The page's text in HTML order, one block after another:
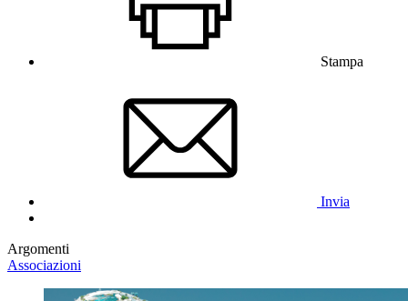
Stampa
Invia
Argomenti
Associazioni